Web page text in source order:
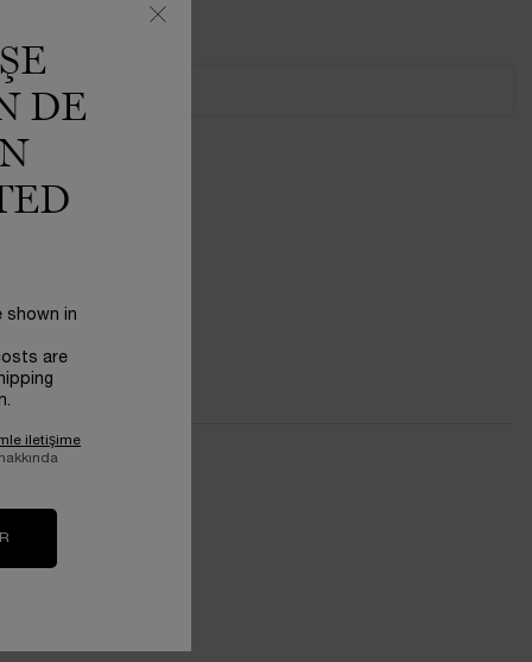
DE
shown in
are
iletişime